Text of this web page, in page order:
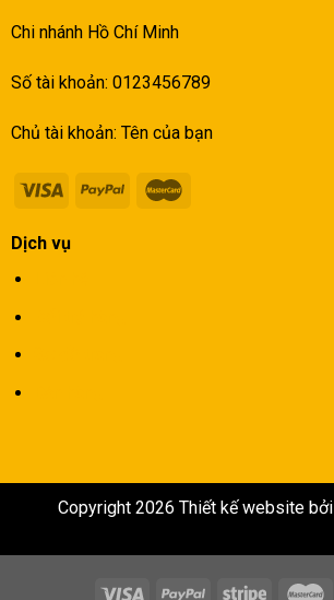
Chi nhánh Hồ Chí Minh
Số tài khoản: 0123456789
Chủ tài khoản: Tên của bạn
Dịch vụ
Copyright 2026 Thiết kế website bởi